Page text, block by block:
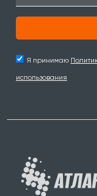
Я принимаю
использования